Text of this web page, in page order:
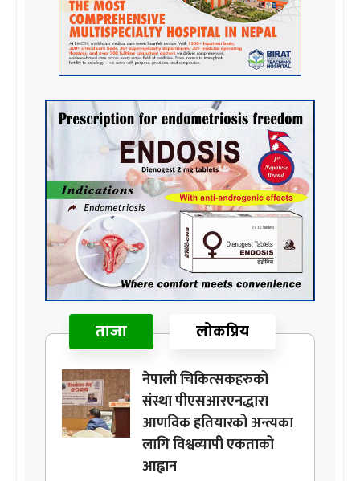
ताजा लोकप्रिय
नेपाली चिकित्सकहरुको
संस्था पीएसआरएनद्धारा
आणविक हतियारको अन्त्यका
लागि विश्वव्यापी एकताको
आह्वान